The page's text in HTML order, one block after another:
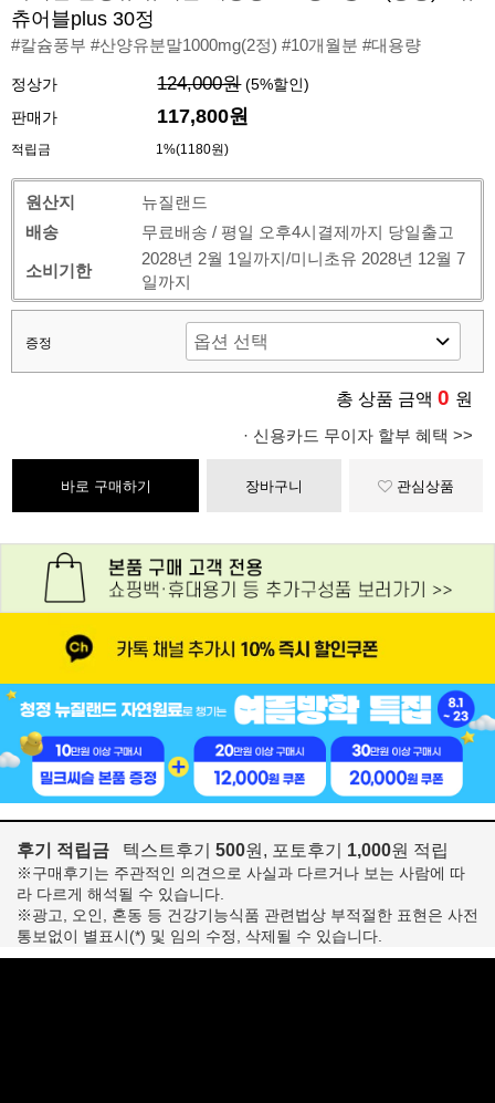
츄어블plus 30정
#칼슘풍부 #산양유분말1000mg(2정) #10개월분 #대용량
정상가 124,000원 (5%할인)
판매가
117,800원
적립금 1%(1180원)
원산지
뉴질랜드
배송
무료배송 / 평일 오후4시결제까지 당일출고
소비기한
2028년 2월 1일까지/미니초유 2028년 12월 7
일까지
증정
총 상품 금액 0 원
· 신용카드 무이자 할부 혜택 >>
바로 구매하기 장바구니 관심상품
후기 적립금 텍스트후기 500원, 포토후기 1,000원 적립
※구매후기는 주관적인 의견으로 사실과 다르거나 보는 사람에 따
라 다르게 해석될 수 있습니다.
※광고, 오인, 혼동 등 건강기능식품 관련법상 부적절한 표현은 사전
통보없이 별표시(*) 및 임의 수정, 삭제될 수 있습니다.